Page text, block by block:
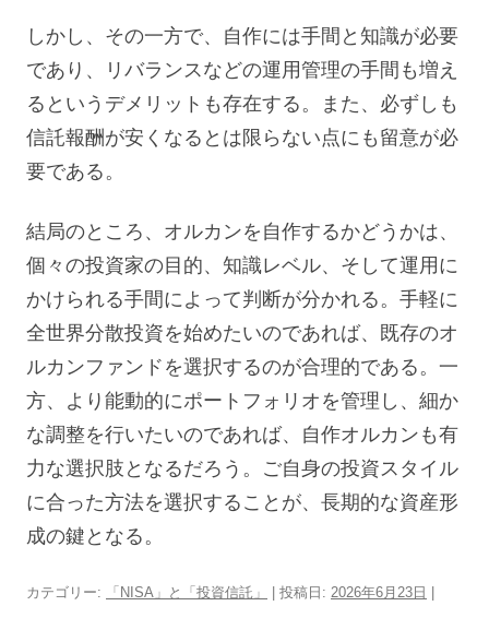
しかし、その一方で、自作には手間と知識が必要
であり、リバランスなどの運用管理の手間も増え
るというデメリットも存在する。また、必ずしも
信託報酬が安くなるとは限らない点にも留意が必
要である。
結局のところ、オルカンを自作するかどうかは、
個々の投資家の目的、知識レベル、そして運用に
かけられる手間によって判断が分かれる。手軽に
全世界分散投資を始めたいのであれば、既存のオ
ルカンファンドを選択するのが合理的である。一
方、より能動的にポートフォリオを管理し、細か
な調整を行いたいのであれば、自作オルカンも有
力な選択肢となるだろう。ご自身の投資スタイル
に合った方法を選択することが、長期的な資産形
成の鍵となる。
カテゴリー: 「NISA」と「投資信託」 | 投稿日: 2026年6月23日 |